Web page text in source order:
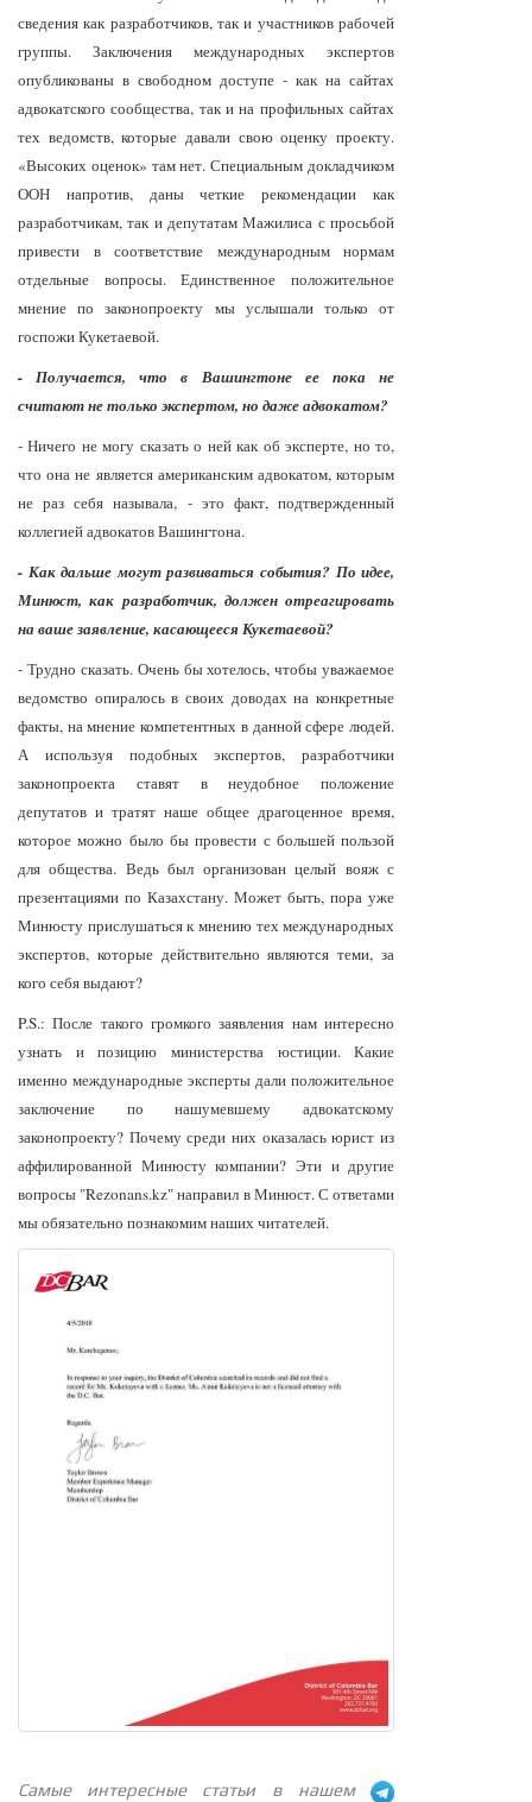
сведения как разработчиков, так и участников рабочей
группы. Заключения международных экспертов
опубликованы в свободном доступе - как на сайтах
адвокатского сообщества, так и на профильных сайтах
тех ведомств, которые давали свою оценку проекту.
«Высоких оценок» там нет. Специальным докладчиком
ООН напротив, даны четкие рекомендации как
разработчикам, так и депутатам Мажилиса с просьбой
привести в соответствие международным нормам
отдельные вопросы. Единственное положительное
мнение по законопроекту мы услышали только от
госпожи Кукетаевой.
- Получается, что в Вашингтоне ее пока не
считают не только экспертом, но даже адвокатом?
- Ничего не могу сказать о ней как об эксперте, но то,
что она не является американским адвокатом, которым
не раз себя называла, - это факт, подтвержденный
коллегией адвокатов Вашингтона.
- Как дальше могут развиваться события? По идее,
Минюст, как разработчик, должен отреагировать
на ваше заявление, касающееся Кукетаевой?
- Трудно сказать. Очень бы хотелось, чтобы уважаемое
ведомство опиралось в своих доводах на конкретные
факты, на мнение компетентных в данной сфере людей.
А используя подобных экспертов, разработчики
законопроекта ставят в неудобное положение
депутатов и тратят наше общее драгоценное время,
которое можно было бы провести с большей пользой
для общества. Ведь был организован целый вояж с
презентациями по Казахстану. Может быть, пора уже
Минюсту прислушаться к мнению тех международных
экспертов, которые действительно являются теми, за
кого себя выдают?
P.S.: После такого громкого заявления нам интересно
узнать и позицию министерства юстиции. Какие
именно международные эксперты дали положительное
заключение по нашумевшему адвокатскому
законопроекту? Почему среди них оказалась юрист из
аффилированной Минюсту компании? Эти и другие
вопросы "Rezonans.kz" направил в Минюст. С ответами
мы обязательно познакомим наших читателей.
Самые интересные статьи в нашем